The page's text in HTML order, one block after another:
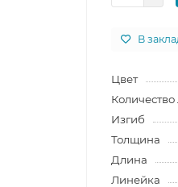
В
Цвет
Изгиб
Толщина
Длина
Линейка